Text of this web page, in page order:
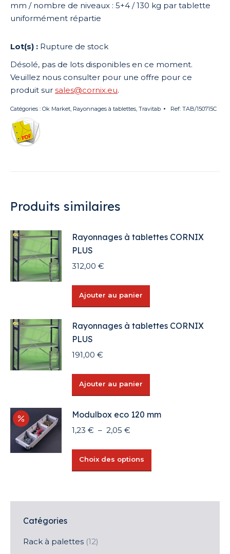
mm / nombre de niveaux : 5+4 / 130 kg par tablette
uniformément répartie
Rupture de stock
Désolé, pas de lots disponibles en ce moment.
Veuillez nous consulter pour une offre pour ce
produit sur sales@cornix.eu.
Catégories : Ok Market, Rayonnages à tablettes, Travitab Ref: TAB/150715C
Produits similaires
Rayonnages à tablettes CORNIX
PLUS
312,00 €
Ajouter au panier
Rayonnages à tablettes CORNIX
PLUS
191,00 €
Ajouter au panier
Modulbox eco 120 mm
1,23 € – 2,05 €
prix :
1,23 €
Choix des options
produit
Catégories
Rack à palettes (12)